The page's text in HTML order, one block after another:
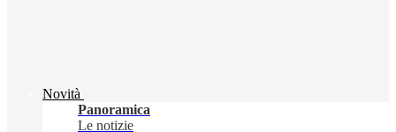
Novità
Panoramica
Le notizie